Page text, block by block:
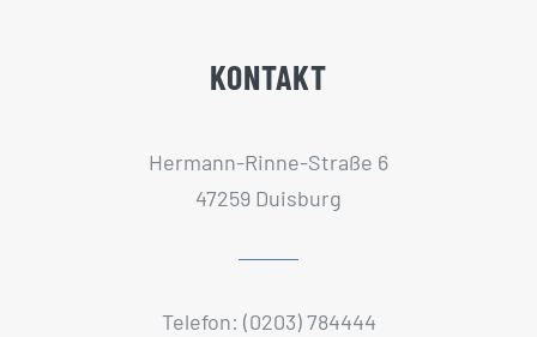
KONTAKT
Hermann-Rinne-Straße 6
47259 Duisburg
Telefon: (0203) 784444